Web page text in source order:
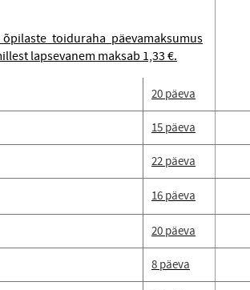
toiduraha päevamaksumus
lapsevanem maksab 1,33 €.
20 päeva
15 päeva
22 päeva
16 päeva
20 päeva
8 päeva